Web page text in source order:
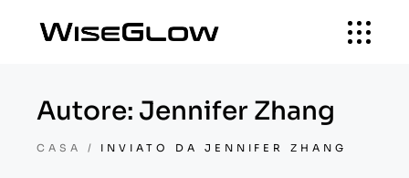
Autore: Jennifer Zhang
CASA INVIATO DA JENNIFER ZHANG